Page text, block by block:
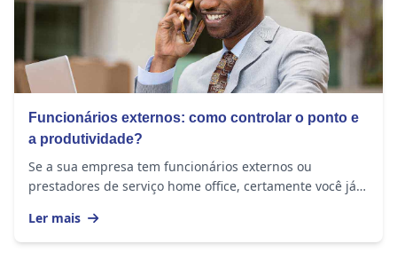
Funcionários externos: como controlar o ponto e
a produtividade?
Se a sua empresa tem funcionários externos ou
prestadores de serviço home office, certamente você já
Ler mais